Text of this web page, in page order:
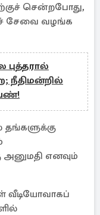
சென்றபோது,
சேவை வழங்க
நீதிமன்றில்
அனுமதி எனவும்
வீடியோவாகப்